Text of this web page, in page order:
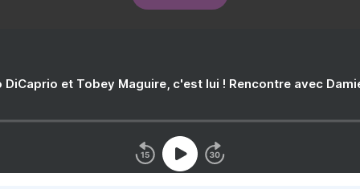
DiCaprio et Tobey Maguire, c'est lui ! Rencontre avec